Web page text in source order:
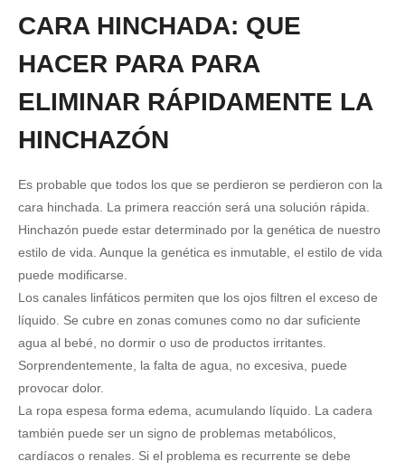
CARA HINCHADA: QUE
HACER PARA PARA
ELIMINAR RÁPIDAMENTE LA
HINCHAZÓN
Es probable que todos los que se perdieron se perdieron con la
cara hinchada. La primera reacción será una solución rápida.
Hinchazón puede estar determinado por la genética de nuestro
estilo de vida. Aunque la genética es inmutable, el estilo de vida
puede modificarse.
Los canales linfáticos permiten que los ojos filtren el exceso de
líquido. Se cubre en zonas comunes como no dar suficiente
agua al bebé, no dormir o uso de productos irritantes.
Sorprendentemente, la falta de agua, no excesiva, puede
provocar dolor.
La ropa espesa forma edema, acumulando líquido. La cadera
también puede ser un signo de problemas metabólicos,
cardíacos o renales. Si el problema es recurrente se debe